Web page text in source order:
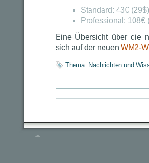
Standard: 43€ (29$)
Professional: 108€
Eine Übersicht über die
sich auf der neuen WM2-
Thema: Nachrichten und